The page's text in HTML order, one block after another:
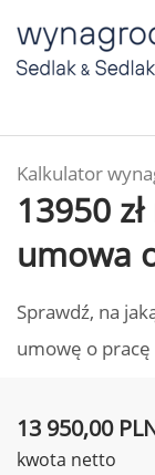
Kalkulator
13950
umowa
Sprawdź, na
umowę o pracę
13 950,00
kwota netto